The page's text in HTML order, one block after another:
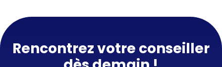
Rencontrez votre conseiller